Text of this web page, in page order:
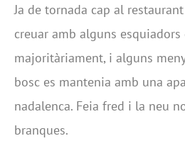
Ja de tornada cap al
creuar amb alguns esquiadors
majoritàriament, i alguns
bosc es mantenia amb una
nadalenca. Feia fred i la neu
branques.